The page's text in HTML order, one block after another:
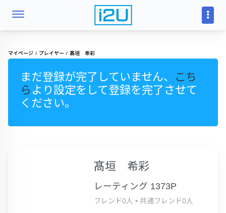
マイページ プレイヤー 髙垣 希彩
まだ登録が完了していません、
こち
ら より設定をして登録を完了させて
ください。
髙垣 希彩
レーティング 1373P
フレンド0人 • 共通フレンド0人